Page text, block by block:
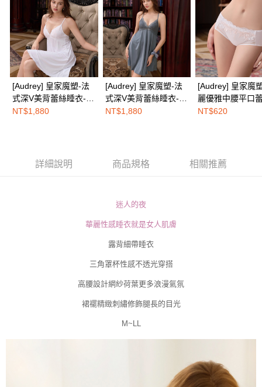
２．訂單成立數日內，您將收到繳費通知簡訊。
３．收到繳費通知簡訊後14天內，點擊此簡訊中的連結，可透過四大超商／
ATM／網路銀行／等多元方式進行付款，方視為交易完成。
※ 請注意：結帳手續完成當下不需立刻繳費，但若您需要取消訂單，請聯絡
購買商品的店家。未經商家同意取消之訂單仍視為有效，需透過AFTEE先享
後付繳納相關費用。
※ 交易是否成功請以「AFTEE先享後付 」之結帳頁面顯示為準，若有關於
是否繳費成功／繳費後需取消欲退款等相關疑問，請聯繫「AFTEE先享後付
客戶支援中心」https://netprotections.freshdesk.com/support/home
【注意事項】
https://aftee.tw/terms/#terms3
４．使用「AFTEE先享後付」時，將依據個別帳號之用戶狀況，依本公司即
請求用戶進行身份認證。
恩沛科技股份有限公司將有權停止該用戶之使用額度並採取法律行動。
每筆NT$100，滿NT$1,500(含以上)免運費
7-11取付
每筆NT$100，滿NT$1,500(含以上)免運費
付款後7-11取貨
每筆NT$100，滿NT$1,500(含以上)免運費
宅配
[Audrey] 皇家魔塑-法
式深V美背蕾絲睡衣-天
使白
NT$1,880
[Audrey] 皇家魔塑-法
式深V美背蕾絲睡衣-頁
岩灰
NT$1,880
[Audrey] 皇家魔
麗優雅中腰平口
褲-天使白
NT$620
詳細說明 商品規格 相關推薦
迷人的夜
華麗性感睡衣就是女人肌膚
露背細帶睡衣
三角罩杯性感不透光穿搭
高腰設計網紗荷葉更多浪漫氣氛
裙襬精緻刺繡修飾腿長的目光
M~LL